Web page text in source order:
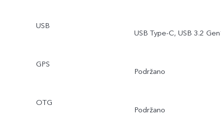
USB
USB Type-C, USB 3.2
GPS
Podržano
OTG
Podržano